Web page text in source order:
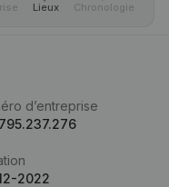
Lieux Chronologie
d’entreprise
2022